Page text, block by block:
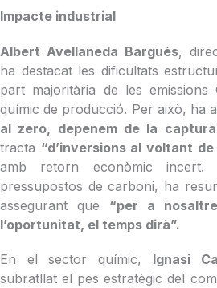
Impacte industrial
Albert Avellaneda Bargués,
ha destacat les dificultats
part majoritària de les
químic de producció. Per això, ha
al zero, depenem de la
tracta “d’inversions al voltant
amb retorn econòmic
pressupostos de carboni, ha
assegurant que “per a
l’oportunitat, el temps dirà”.
En el sector químic, Ignasi
subratllat el pes estratègic del